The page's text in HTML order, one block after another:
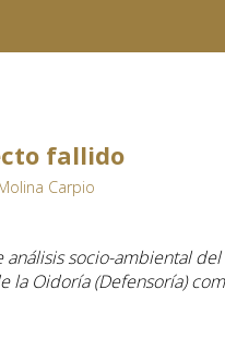
fallido
Carpio
socio-ambiental del
la Oidoría (Defensoría)